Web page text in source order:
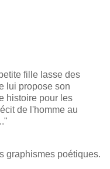
fille lasse des
lui propose son
histoire pour les
de l'homme au
graphismes poétiques.